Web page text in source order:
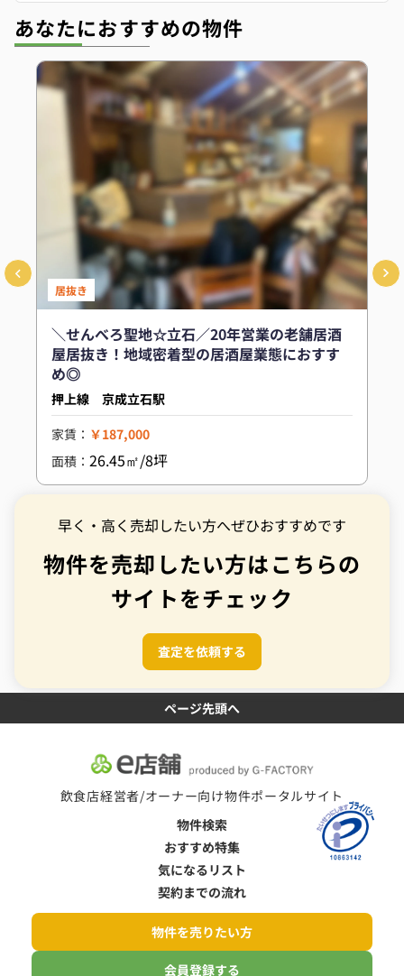
あなたにおすすめの物件
居抜き
＼せんべろ聖地☆立石／20年営業の老舗居酒
屋居抜き！地域密着型の居酒屋業態におすす
め◎
押上線 京成立石駅
家賃： ￥187,000
面積： 26.45㎡/8坪
早く・高く売却したい方へぜひおすすめです
物件を売却したい方はこちらの
サイトをチェック
査定を依頼する
ページ先頭へ
飲食店経営者/オーナー向け物件ポータルサイト
物件検索
おすすめ特集
気になるリスト
契約までの流れ
物件を売りたい方
会員登録する